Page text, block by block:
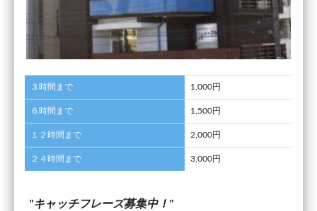
３時間まで 1,000円
６時間まで 1,500円
１２時間まで 2,000円
２４時間まで 3,000円
キャッチフレーズ募集中！